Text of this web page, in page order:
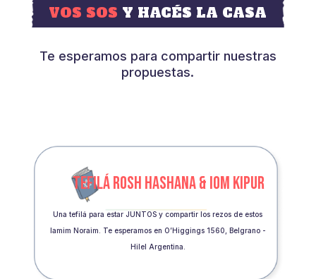
VOS SOS Y HACÉS LA CASA
Te esperamos para compartir nuestras
propuestas.
TEFILÁ ROSH HASHANA & IOM KIPUR
Una tefilá para estar JUNTOS y compartir los rezos de estos
Iamim Noraim. Te esperamos en O’Higgings 1560, Belgrano -
Hilel Argentina.